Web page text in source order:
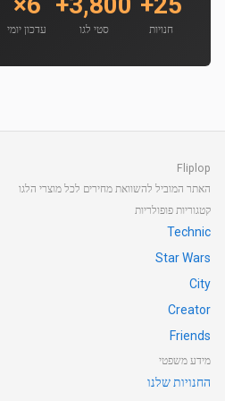
חנויות סטי לגו עדכון יומי
Fliplop
האתר המוביל להשוואת מחירים לכל מוצרי הלגו
קטגוריות פופולריות
Technic
Star Wars
City
Creator
Friends
מידע משפטי
החנויות שלנו